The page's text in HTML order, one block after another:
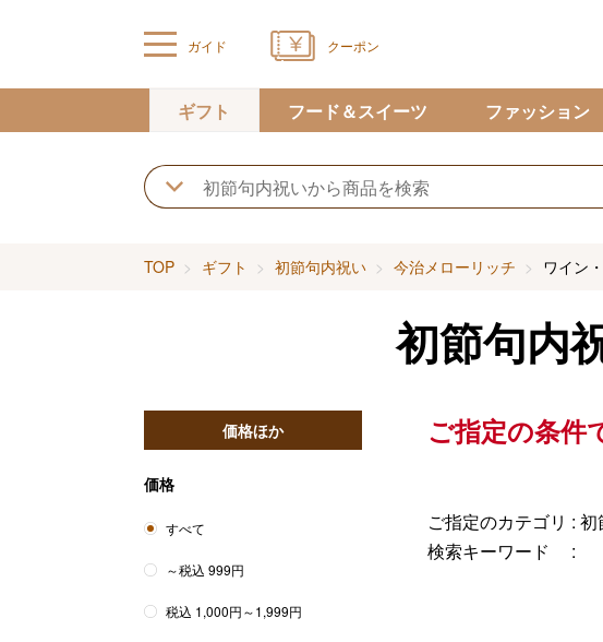
ガイド クーポン
ギフト フード＆スイーツ ファッション
TOP ギフト 初節句内祝い 今治メローリッチ ワイン
初節句内
ご指定の条件
ご指定のカテゴリ : 初
検索キーワード :
価格ほか
価格
すべて
～税込 999円
税込 1,000円～1,999円